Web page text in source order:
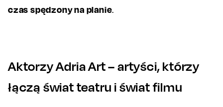
czas spędzony na planie.
Aktorzy Adria Art – artyści, którzy
łączą świat teatru i świat filmu